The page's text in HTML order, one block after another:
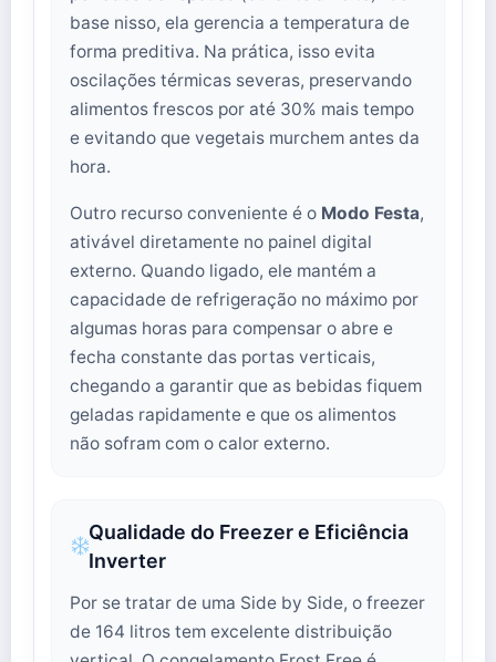
base nisso, ela gerencia a temperatura de
forma preditiva. Na prática, isso evita
oscilações térmicas severas, preservando
alimentos frescos por até 30% mais tempo
e evitando que vegetais murchem antes da
hora.
Outro recurso conveniente é o Modo Festa,
ativável diretamente no painel digital
externo. Quando ligado, ele mantém a
capacidade de refrigeração no máximo por
algumas horas para compensar o abre e
fecha constante das portas verticais,
chegando a garantir que as bebidas fiquem
geladas rapidamente e que os alimentos
não sofram com o calor externo.
Qualidade do Freezer e Eficiência
Inverter
Por se tratar de uma Side by Side, o freezer
de 164 litros tem excelente distribuição